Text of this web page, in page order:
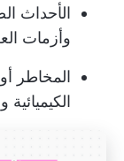
الأحداث
وأزمات
المخاطر